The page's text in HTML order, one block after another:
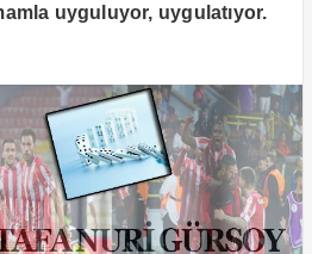
uyguluyor, uygulatıyor.